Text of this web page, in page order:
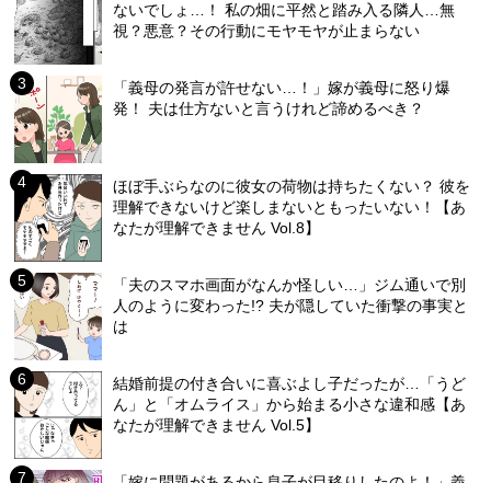
ないでしょ…！ 私の畑に平然と踏み入る隣人…無
視？悪意？その行動にモヤモヤが止まらない
「義母の発言が許せない…！」嫁が義母に怒り爆
発！ 夫は仕方ないと言うけれど諦めるべき？
ほぼ手ぶらなのに彼女の荷物は持ちたくない？ 彼を
理解できないけど楽しまないともったいない！【あ
なたが理解できません Vol.8】
「夫のスマホ画面がなんか怪しい…」ジム通いで別
人のように変わった!? 夫が隠していた衝撃の事実と
は
結婚前提の付き合いに喜ぶよし子だったが…「うど
ん」と「オムライス」から始まる小さな違和感【あ
なたが理解できません Vol.5】